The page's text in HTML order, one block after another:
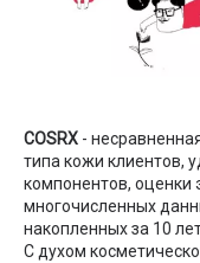
COSRX -
типа кожи клиентов,
компонентов, оценки
многочисленных
накопленных за 10
С духом